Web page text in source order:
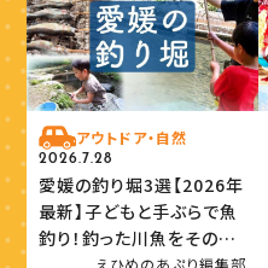
アウトドア・自然
2026.7.28
愛媛の釣り堀3選【2026年
最新】子どもと手ぶらで魚
釣り！釣った川魚をその場
えひめのあぷり編集部